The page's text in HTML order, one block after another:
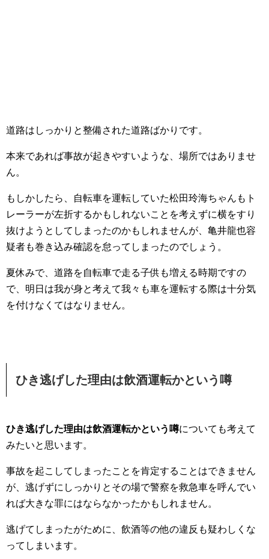
道路はしっかりと整備された道路ばかりです。
本来であれば事故が起きやすいような、場所ではありませ
ん。
もしかしたら、自転車を運転していた松田玲海ちゃんもト
レーラーが左折するかもしれないことを考えずに横をすり
抜けようとしてしまったのかもしれませんが、亀井龍也容
疑者も巻き込み確認を怠ってしまったのでしょう。
夏休みで、道路を自転車で走る子供も増える時期ですの
で、明日は我が身と考えて我々も車を運転する際は十分気
を付けなくてはなりません。
ひき逃げした理由は飲酒運転かという噂
ひき逃げした理由は飲酒運転かという噂についても考えて
みたいと思います。
事故を起こしてしまったことを肯定することはできません
が、逃げずにしっかりとその場で警察を救急車を呼んでい
れば大きな罪にはならなかったかもしれません。
逃げてしまったがために、飲酒等の他の違反も疑わしくな
ってしまいます。